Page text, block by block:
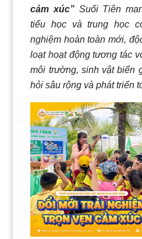
cảm xúc” Suối Tiên
tiểu học và trung học
nghiệm hoàn toàn mới,
loạt hoạt động tương tác
môi trường, sinh vật biển
hỏi sâu rộng và phát triển